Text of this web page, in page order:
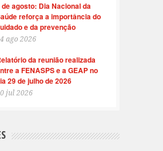
de agosto: Dia Nacional da
reforça a importância do
e da prevenção
ago 2026
da reunião realizada
a FENASPS e a GEAP no
29 de julho de 2026
jul 2026